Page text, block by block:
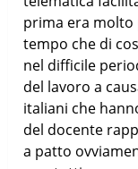
prima era molto
tempo che di
nel difficile
del lavoro a
italiani che
del docente
a patto